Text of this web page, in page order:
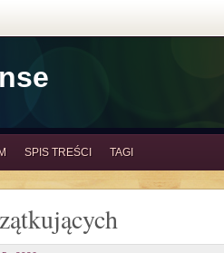
SPIS TREŚCI TAGI